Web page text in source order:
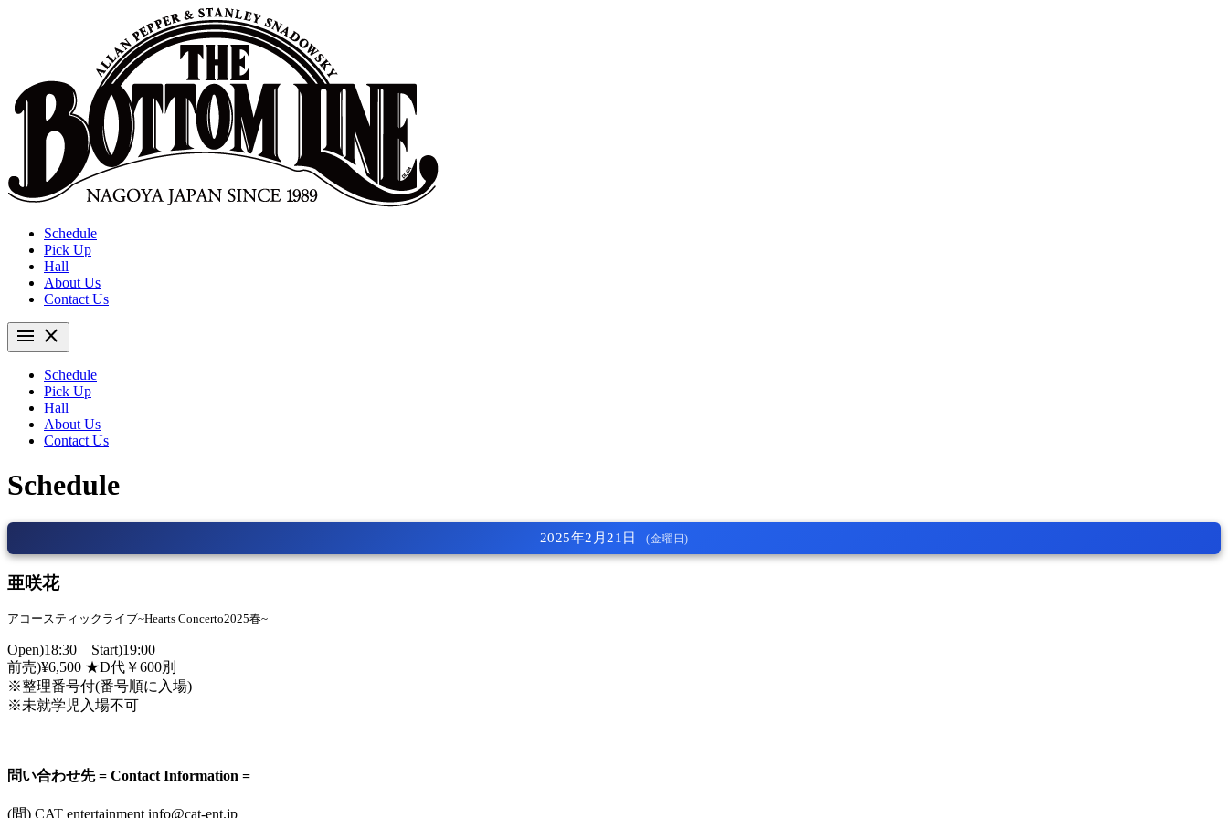
Schedule
Pick Up
Hall
About Us
Contact Us
menu close
Schedule
Pick Up
Hall
About Us
Contact Us
Schedule
2025年2月21日 (金曜日)
亜咲花
アコースティックライブ~Hearts Concerto2025春~
Open)18:30 Start)19:00
前売)¥6,500 ★D代￥600別
※整理番号付(番号順に入場)
※未就学児入場不可
問い合わせ先 = Contact Information =
(問) CAT entertainment info@cat-ent.jp